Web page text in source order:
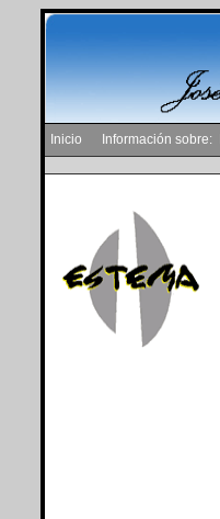
Inicio Información sobre: